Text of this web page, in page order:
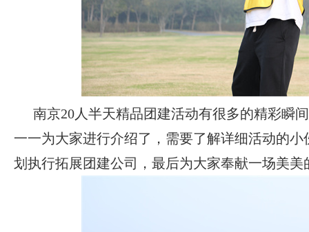
南京20人半天精品团建活动有很多的精彩瞬
一一为大家进行介绍了，需要了解详细活动的
划执行拓展团建公司，最后为大家奉献一场美